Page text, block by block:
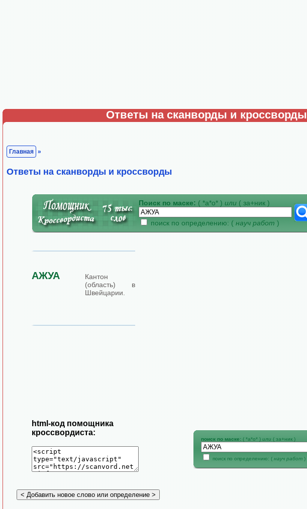
Ответы на сканворды и кроссворды
Главная »
Ответы на сканворды и кроссворды
Поиск по маске: ( *а*о* ) или ( за+ник )
поиск по определению: ( науч работ )
АЖУА
Кантон
(область) в
Швейцарии.
html-код помощника
кроссвордиста:
поиск по маске: ( *а*о* ) или ( за+ник )
поиск по определению: ( науч работ )